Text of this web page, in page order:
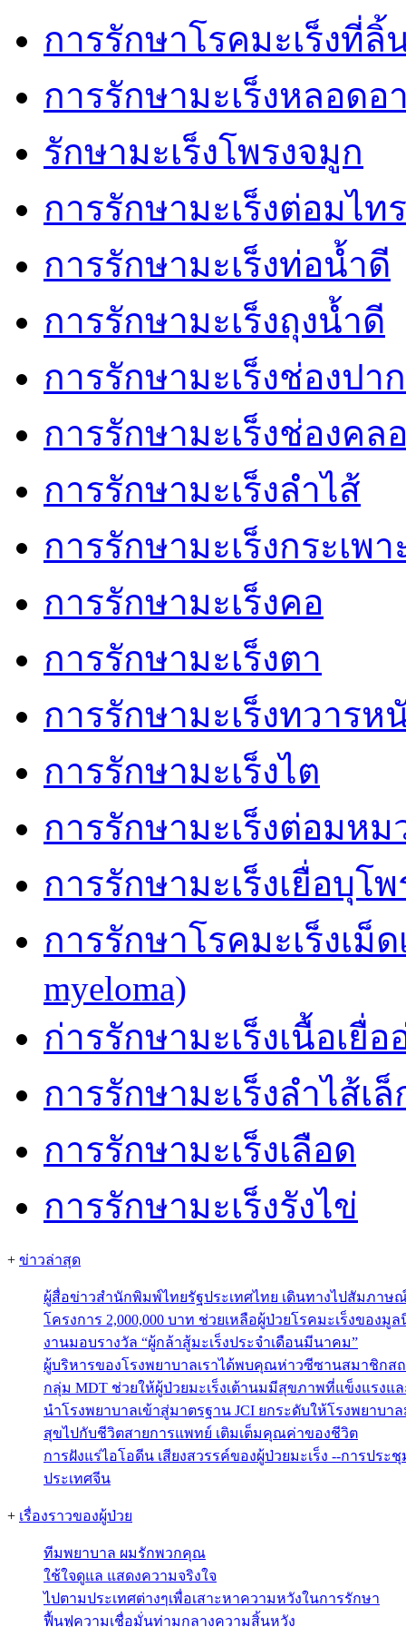
การรักษาโรคมะเร็งที่ลิ้
การรักษามะเร็งหลอดอ
รักษามะเร็งโพรงจมูก
การรักษามะเร็งต่อมไท
การรักษามะเร็งท่อน้ำดี
การรักษามะเร็งถุงน้ำดี
การรักษามะเร็งช่องปาก
การรักษามะเร็งช่องคล
การรักษามะเร็งลำไส้
การรักษามะเร็งกระเพ
การรักษามะเร็งคอ
การรักษามะเร็งตา
การรักษามะเร็งทวารห
การรักษามะเร็งไต
การรักษามะเร็งต่อมหม
การรักษามะเร็งเยื่อบุโ
การรักษาโรคมะเร็งเม็
myeloma)
ก่ารรักษามะเร็งเนื้อเยื่อ
การรักษามะเร็งลำไส้เล็
การรักษามะเร็งเลือด
การรักษามะเร็งรังไข่
+ ข่าวล่าสุด
ผู้สื่อข่าวสำนักพิมพ์ไทยรัฐประเทศไทย เดินทางไปสัมภาษณ์
โครงการ 2,000,000 บาท ช่วยเหลือผู้ป่วยโรคมะเร็งของมู
งานมอบรางวัล “ผู้กล้าสู้มะเร็งประจำเดือนมีนาคม”
ผู้บริหารของโรงพยาบาลเราได้พบคุณห่าวซีซานสมาชิกส
กลุ่ม MDT ช่วยให้ผู้ป่วยมะเร็งเต้านมมีสุขภาพที่แข็งแรง
นำโรงพยาบาลเข้าสู่มาตรฐาน JCI ยกระดับให้โรงพยาบา
สุขไปกับชีวิตสายการแพทย์ เติมเต็มคุณค่าของชีวิต
การฝังแร่ไอโอดีน เสียงสวรรค์ของผู้ป่วยมะเร็ง --การปร
ประเทศจีน
+ เรื่องราวของผู้ป่วย
ทีมพยาบาล ผมรักพวกคุณ
ใช้ใจดูแล แสดงความจริงใจ
ไปตามประเทศต่างๆเพื่อเสาะหาความหวังในการรักษา
ฟื้นฟูความเชื่อมั่นท่ามกลางความสิ้นหวัง